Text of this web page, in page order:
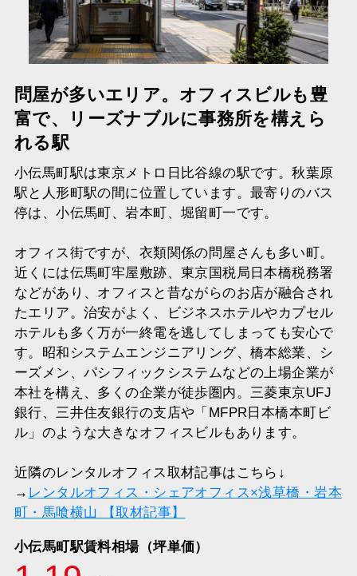
問屋が多いエリア。オフィスビルも豊
富で、リーズナブルに事務所を構えら
れる駅
小伝馬町駅は東京メトロ日比谷線の駅です。秋葉原
駅と人形町駅の間に位置しています。最寄りのバス
停は、小伝馬町、岩本町、堀留町一です。
オフィス街ですが、衣類関係の問屋さんも多い町。
近くには伝馬町牢屋敷跡、東京国税局日本橋税務署
などがあり、オフィスと昔ながらのお店が融合され
たエリア。治安がよく、ビジネスホテルやカプセル
ホテルも多く万が一終電を逃してしまっても安心で
す。昭和システムエンジニアリング、橋本総業、シ
ーズメン、パシフィックシステムなどの上場企業が
本社を構え、多くの企業が徒歩圏内。三菱東京UFJ
銀行、三井住友銀行の支店や「MFPR日本橋本町ビ
ル」のような大きなオフィスビルもあります。
近隣のレンタルオフィス取材記事はこちら↓
→ レンタルオフィス・シェアオフィス×浅草橋・岩本
町・馬喰横山 【取材記事】
小伝馬町駅賃料相場（坪単価）